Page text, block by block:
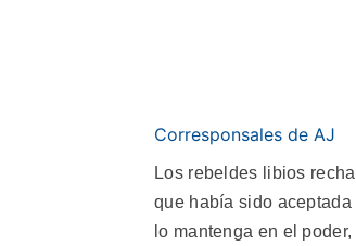
Corresponsales de AJ
Los rebeldes libios
que había sido
lo mantenga en el